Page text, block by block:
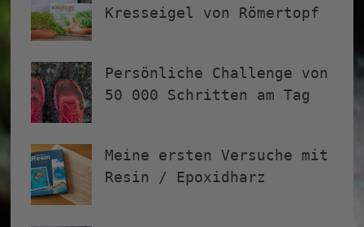
Kresseigel von Römertopf
Persönliche Challenge von
50 000 Schritten am Tag
Meine ersten Versuche mit
Resin / Epoxidharz